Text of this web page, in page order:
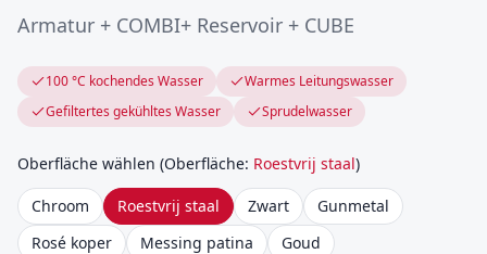
Armatur + COMBI+ Reservoir + CUBE
100 °C kochendes Wasser
Warmes Leitungswasser
Gefiltertes gekühltes Wasser
Sprudelwasser
Oberfläche wählen (Oberfläche: Roestvrij staal)
Chroom Roestvrij staal Zwart
Gunmetal
Rosé koper
Messing patina Goud